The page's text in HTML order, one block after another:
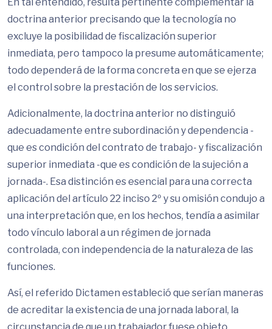
doctrina anterior precisando que la tecnología no
excluye la posibilidad de fiscalización superior
inmediata, pero tampoco la presume automáticamente;
todo dependerá de la forma concreta en que se ejerza
el control sobre la prestación de los servicios.
Adicionalmente, la doctrina anterior no distinguió
adecuadamente entre subordinación y dependencia -
que es condición del contrato de trabajo- y fiscalización
superior inmediata -que es condición de la sujeción a
jornada-. Esa distinción es esencial para una correcta
aplicación del artículo 22 inciso 2º y su omisión condujo a
una interpretación que, en los hechos, tendía a asimilar
todo vínculo laboral a un régimen de jornada
controlada, con independencia de la naturaleza de las
funciones.
Así, el referido Dictamen estableció que serían maneras
de acreditar la existencia de una jornada laboral, la